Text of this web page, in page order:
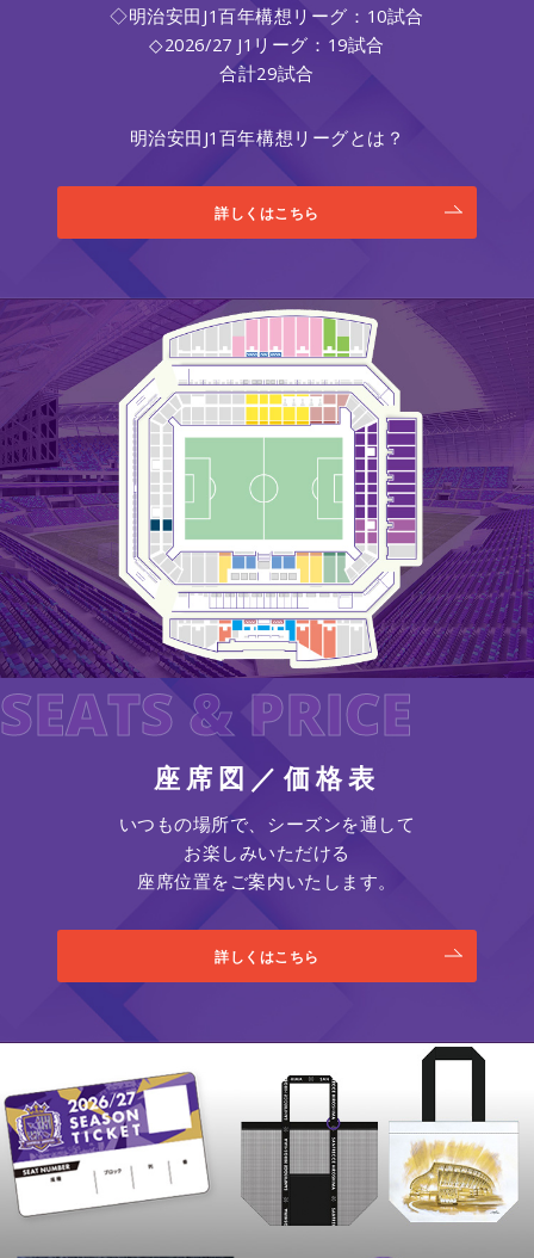
◇明治安田J1百年構想リーグ：10試合
◇2026/27 J1リーグ：19試合
合計29試合
明治安田J1百年構想リーグとは？
詳しくはこちら
SEATS & PRICE
座席図／価格表
いつもの場所で、シーズンを通して
お楽しみいただける
座席位置をご案内いたします。
詳しくはこちら